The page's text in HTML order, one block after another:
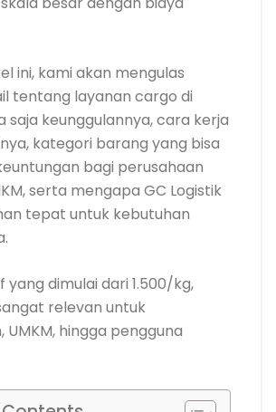
ini, kami akan mengulas
tentang layanan cargo di
saja keunggulannya, cara kerja
kategori barang yang bisa
bagi perusahaan
serta mengapa GC Logistik
tepat untuk kebutuhan
yang dimulai dari 1.500/kg,
relevan untuk
UMKM, hingga pengguna